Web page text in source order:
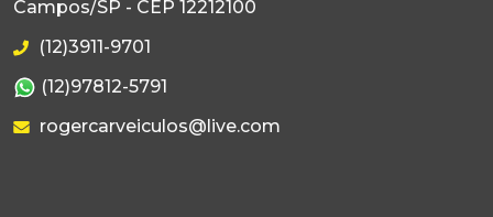
Campos/SP - CEP 12212100
(12)3911-9701
(12)97812-5791
rogercarveiculos@live.com